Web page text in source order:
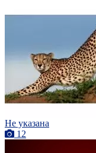
Не указана
12